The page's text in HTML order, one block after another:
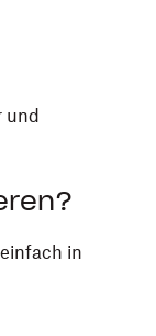
und
in